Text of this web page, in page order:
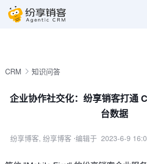
CRM 知识问答
企业协作社交化：纷享销客打通
台数据
纷享博客, 纷享博客 ⋅编辑于 2023-6-9